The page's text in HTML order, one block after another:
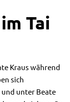
Tai
Kraus während
sich
unter Beate